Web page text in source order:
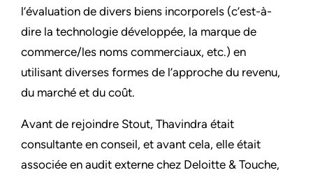
l’évaluation de divers biens incorporels (c’est-à-
dire la technologie développée, la marque de
commerce/les noms commerciaux, etc.) en
utilisant diverses formes de l’approche du revenu,
du marché et du coût.
Avant de rejoindre Stout, Thavindra était
consultante en conseil, et avant cela, elle était
associée en audit externe chez Deloitte & Touche,